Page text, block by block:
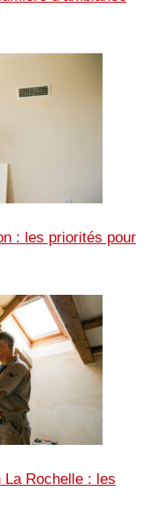
: les priorités pour
La Rochelle : les